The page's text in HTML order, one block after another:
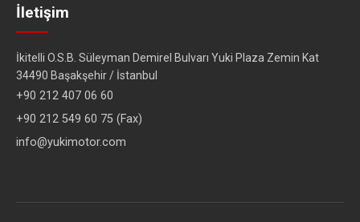
İletişim
İkitelli O.S.B. Süleyman Demirel Bulvarı Yuki Plaza Zemin Kat
34490 Başakşehir / İstanbul
+90 212 407 06 60
+90 212 549 60 75 (Fax)
info@yukimotor.com